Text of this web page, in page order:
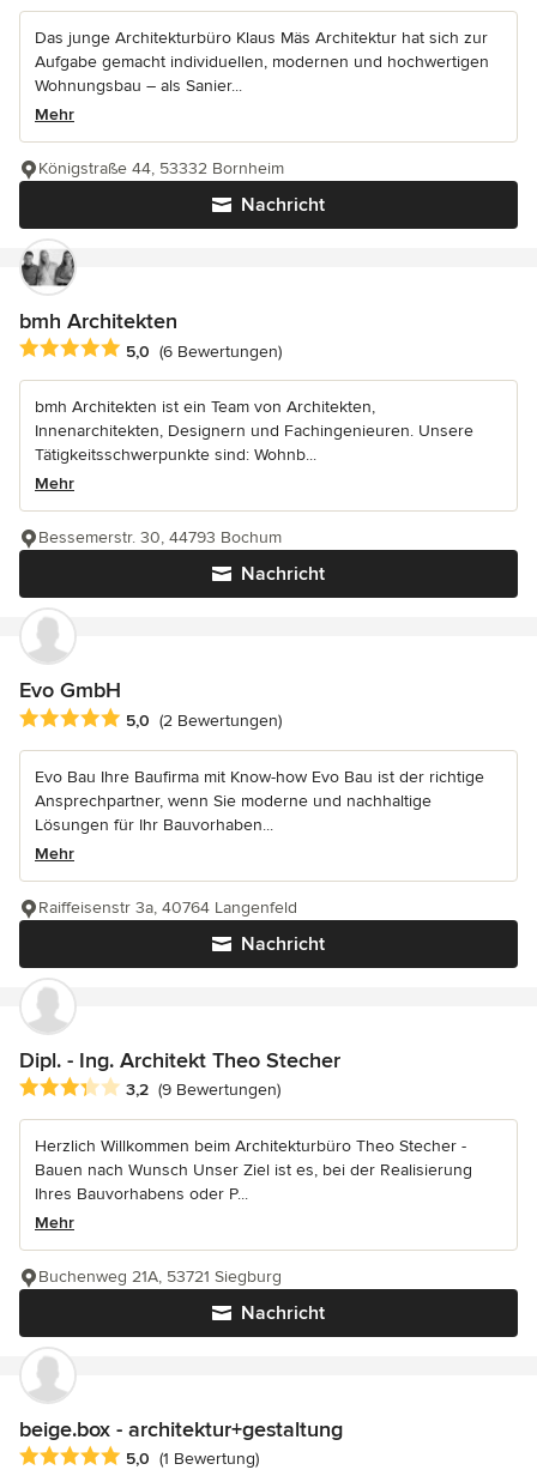
Das junge Architekturbüro Klaus Mäs Architektur hat sich zur
Aufgabe gemacht individuellen, modernen und hochwertigen
Wohnungsbau – als Sanier...
Mehr
Nachricht
Königstraße 44, 53332 Bornheim
bmh Architekten
Durchschnittliche Bewertung: 5 von 5 Sternen
5,0 (6 Bewertungen)
bmh Architekten ist ein Team von Architekten,
Innenarchitekten, Designern und Fachingenieuren. Unsere
Tätigkeitsschwerpunkte sind: Wohnb...
Mehr
Nachricht
Bessemerstr. 30, 44793 Bochum
Evo GmbH
Durchschnittliche Bewertung: 5 von 5 Sternen
5,0 (2 Bewertungen)
Evo Bau Ihre Baufirma mit Know-how Evo Bau ist der richtige
Ansprechpartner, wenn Sie moderne und nachhaltige
Lösungen für Ihr Bauvorhaben...
Mehr
Nachricht
Raiffeisenstr 3a, 40764 Langenfeld
Dipl. - Ing. Architekt Theo Stecher
Durchschnittliche Bewertung: 3.2 von 5 Sternen
3,2 (9 Bewertungen)
Herzlich Willkommen beim Architekturbüro Theo Stecher -
Bauen nach Wunsch Unser Ziel ist es, bei der Realisierung
Ihres Bauvorhabens oder P...
Mehr
Nachricht
Buchenweg 21A, 53721 Siegburg
beige.box - architektur+gestaltung
Durchschnittliche Bewertung: 5 von 5 Sternen
5,0 (1 Bewertung)